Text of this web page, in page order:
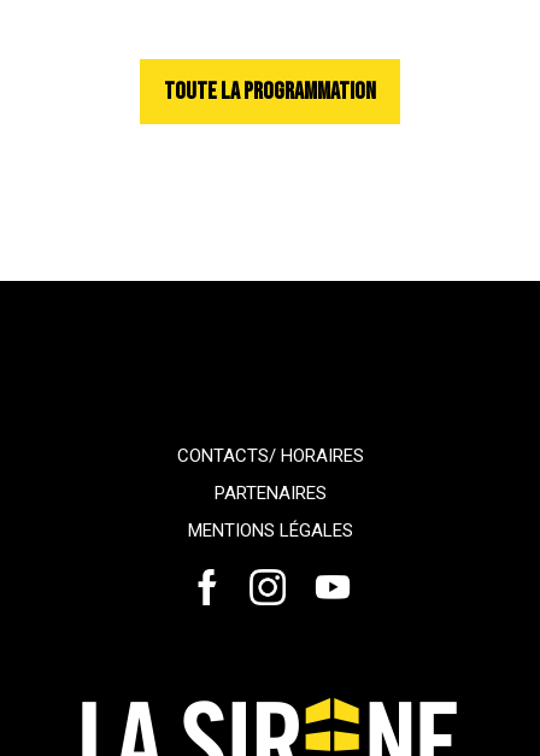
TOUTE LA PROGRAMMATION
CONTACTS/ HORAIRES
PARTENAIRES
MENTIONS LÉGALES